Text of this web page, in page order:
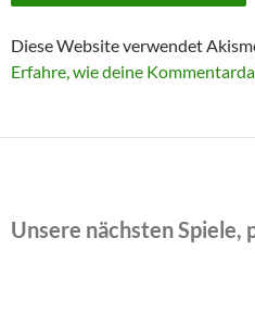
Diese Website verwendet
Erfahre, wie deine
Unsere nächsten Spiele,